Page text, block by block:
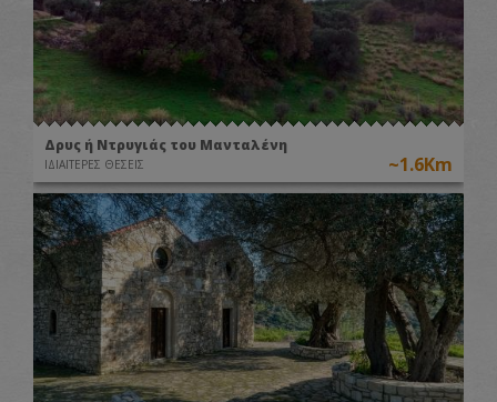
Δρυς ή Ντρυγιάς του Μανταλένη
ΙΔΙΑΙΤΕΡΕΣ ΘΕΣΕΙΣ ~1.6Km